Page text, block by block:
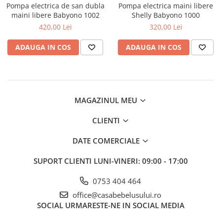
Olite tip scaunel simple
Reductoare antiderapante
Reductoare moi
Seturi cadite 86 cm
Suporti anatomici plastic
Mese de infasat pliabile
Mese de infasat Ultra Light 50x70
Patuturi pliabile
Tampoane postnatale
Tampoane si protectii silicon
pentru san
Pompa electrica de san dubla
maini libere Babyono 1002
420,00 Lei
ADAUGA IN COS
Pompa electrica maini libere
Shelly Babyono 1000
320,00 Lei
ADAUGA IN COS
MAGAZINUL MEU
CLIENTI
DATE COMERCIALE
SUPORT CLIENTI LUNI-VINERI: 09:00 - 17:00
0753 404 464
office@casabebelusului.ro
SOCIAL URMARESTE-NE IN SOCIAL MEDIA